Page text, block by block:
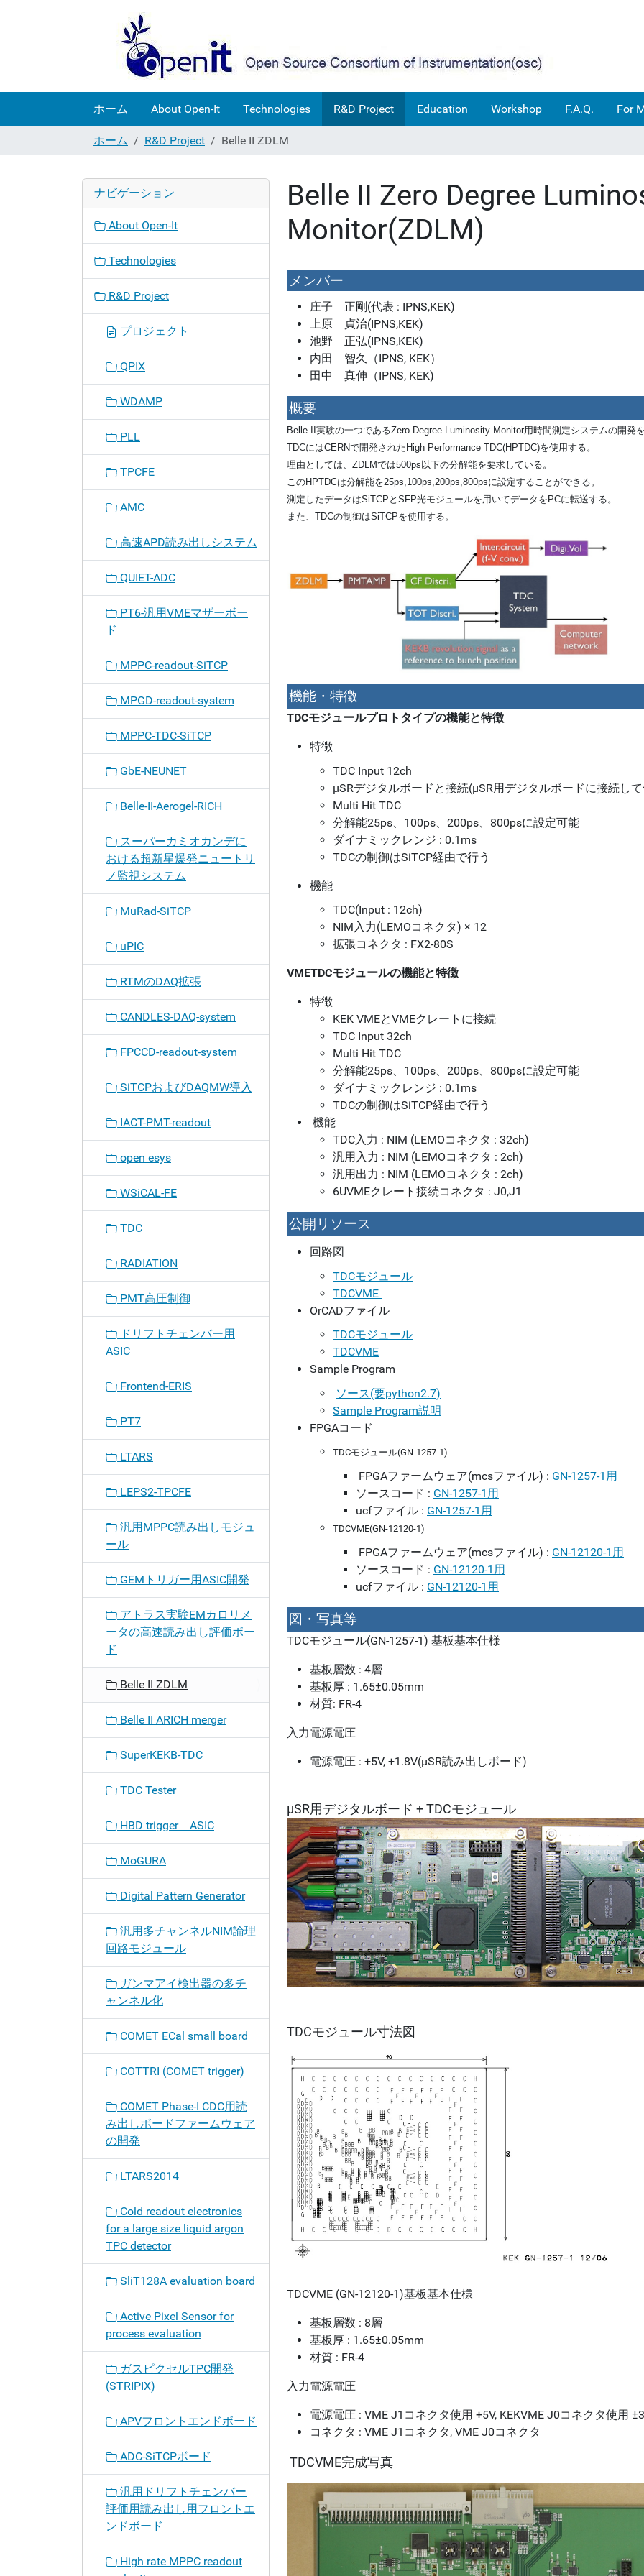
ホーム About Open-It Technologies R&D Project Education Workshop F.A.Q. For
ホーム R&D Project Belle II ZDLM
Belle II Zero Degree
Monitor(ZDLM)
メンバー
庄子 正剛(代表 : IPNS,KEK)
上原 貞治(IPNS,KEK)
池野 正弘(IPNS,KEK)
内田 智久（IPNS, KEK）
田中 真伸（IPNS, KEK)
概要
Belle II実験の一つであるZero Degree Luminosity Monitor用時間測定システムの開発
TDCにはCERNで開発されたHigh Performance TDC(HPTDC)を使用する。
理由としては、ZDLMでは500ps以下の分解能を要求している。
このHPTDCは分解能を25ps,100ps,200ps,800psに設定することができる。
測定したデータはSiTCPとSFP光モジュールを用いてデータをPCに転送する。
また、TDCの制御はSiTCPを使用する。
機能・特徴
TDCモジュールプロトタイプの機能と特徴
特徴
TDC Input 12ch
µSRデジタルボードと接続(µSR用デジタルボードに接続し
Multi Hit TDC
分解能25ps、100ps、200ps、800psに設定可能
ダイナミックレンジ : 0.1ms
TDCの制御はSiTCP経由で行う
機能
TDC(Input : 12ch)
NIM入力(LEMOコネクタ) × 12
拡張コネクタ : FX2-80S
VMETDCモジュールの機能と特徴
特徴
KEK VMEとVMEクレートに接続
TDC Input 32ch
Multi Hit TDC
分解能25ps、100ps、200ps、800psに設定可能
ダイナミックレンジ : 0.1ms
TDCの制御はSiTCP経由で行う
機能
TDC入力 : NIM (LEMOコネクタ : 32ch)
汎用入力 : NIM (LEMOコネクタ : 2ch)
汎用出力 : NIM (LEMOコネクタ : 2ch)
6UVMEクレート接続コネクタ : J0,J1
公開リソース
回路図
TDCモジュール
TDCVME
OrCADファイル
TDCモジュール
TDCVME
Sample Program
ソース(要python2.7)
Sample Program説明
FPGAコード
TDCモジュール(GN-1257-1)
FPGAファームウェア(mcsファイル) : GN-1257-1用
ソースコード : GN-1257-1用
ucfファイル : GN-1257-1用
TDCVME(GN-12120-1)
FPGAファームウェア(mcsファイル) : GN-12120-1用
ソースコード : GN-12120-1用
ucfファイル : GN-12120-1用
図・写真等
TDCモジュール(GN-1257-1) 基板基本仕様
基板層数 : 4層
基板厚 : 1.65±0.05mm
材質: FR-4
入力電源電圧
電源電圧 : +5V, +1.8V(µSR読み出しボード)
µSR用デジタルボード + TDCモジュール
TDCモジュール寸法図
TDCVME (GN-12120-1)基板基本仕様
基板層数 : 8層
基板厚 : 1.65±0.05mm
材質 : FR-4
入力電源電圧
電源電圧 : VME J1コネクタ使用 +5V, KEKVME J0コネクタ使用
コネクタ : VME J1コネクタ, VME J0コネクタ
TDCVME完成写真
ナビゲーション
About Open-It
Technologies
R&D Project
プロジェクト
QPIX
WDAMP
PLL
TPCFE
AMC
高速APD読み出しシステム
QUIET-ADC
PT6-汎用VMEマザーボー
ド
MPPC-readout-SiTCP
MPGD-readout-system
MPPC-TDC-SiTCP
GbE-NEUNET
Belle-II-Aerogel-RICH
スーパーカミオカンデに
おける超新星爆発ニュートリ
ノ監視システム
MuRad-SiTCP
uPIC
RTMのDAQ拡張
CANDLES-DAQ-system
FPCCD-readout-system
SiTCPおよびDAQMW導入
IACT-PMT-readout
open esys
WSiCAL-FE
TDC
RADIATION
PMT高圧制御
ドリフトチェンバー用
ASIC
Frontend-ERIS
PT7
LTARS
LEPS2-TPCFE
汎用MPPC読み出しモジュ
ール
GEMトリガー用ASIC開発
アトラス実験EMカロリメ
ータの高速読み出し評価ボー
ド
Belle II ZDLM
Belle II ARICH merger
SuperKEKB-TDC
TDC Tester
HBD trigger ASIC
MoGURA
Digital Pattern Generator
汎用多チャンネルNIM論理
回路モジュール
ガンマアイ検出器の多チ
ャンネル化
COMET ECal small board
COTTRI (COMET trigger)
COMET Phase-I CDC用読
み出しボードファームウェア
の開発
LTARS2014
Cold readout electronics
for a large size liquid argon
TPC detector
SliT128A evaluation board
Active Pixel Sensor for
process evaluation
ガスピクセルTPC開発
(STRIPIX)
APVフロントエンドボード
ADC-SiTCPボード
汎用ドリフトチェンバー
評価用読み出し用フロントエ
ンドボード
High rate MPPC readout